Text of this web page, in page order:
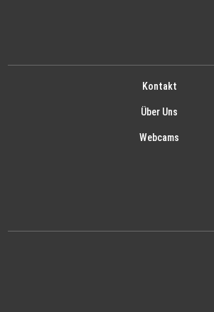
Kontakt
Über Uns
Webcams